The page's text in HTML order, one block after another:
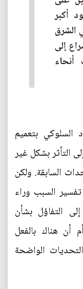
أكبر
الشرق
إلى
السلوكي بتعميم
التأثر بشكل غير
السابقة. ولكن
السبب وراء
التفاؤل بشأن
العالمي في عام 2024؟ أم أن هناك بالفعل
الواضحة